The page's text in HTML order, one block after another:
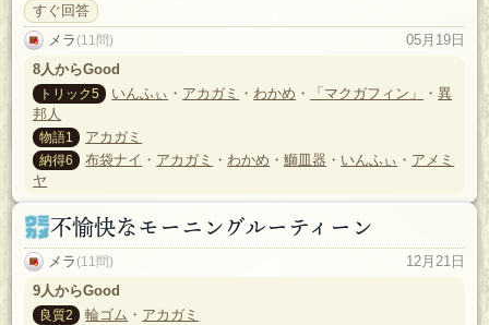
すぐ回答
メラ (11問)
05月19日
8人からGood
トリック5 いんふぃ ・ アカガミ ・わかめ ・ 「マクガフィン」 ・異
邦人
物語1 アカガミ
納得6 布袋ナイ ・ アカガミ ・わかめ ・鰤皿器 ・ いんふぃ ・ アメミ
ヤ
不愉快なモーニングルーティーン
メラ (11問)
12月21日
9人からGood
良質2 輪ゴム ・ アカガミ